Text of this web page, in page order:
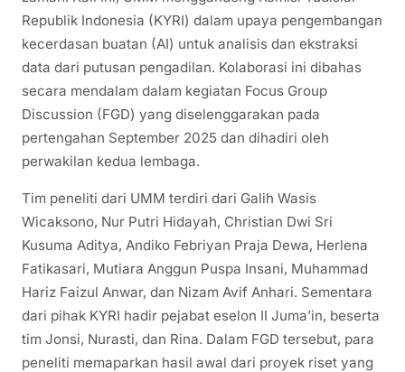
Republik Indonesia (KYRI) dalam upaya pengembangan
kecerdasan buatan (AI) untuk analisis dan ekstraksi
data dari putusan pengadilan. Kolaborasi ini dibahas
secara mendalam dalam kegiatan Focus Group
Discussion (FGD) yang diselenggarakan pada
pertengahan September 2025 dan dihadiri oleh
perwakilan kedua lembaga.
Tim peneliti dari UMM terdiri dari Galih Wasis
Wicaksono, Nur Putri Hidayah, Christian Dwi Sri
Kusuma Aditya, Andiko Febriyan Praja Dewa, Herlena
Fatikasari, Mutiara Anggun Puspa Insani, Muhammad
Hariz Faizul Anwar, dan Nizam Avif Anhari. Sementara
dari pihak KYRI hadir pejabat eselon II Juma’in, beserta
tim Jonsi, Nurasti, dan Rina. Dalam FGD tersebut, para
peneliti memaparkan hasil awal dari proyek riset yang